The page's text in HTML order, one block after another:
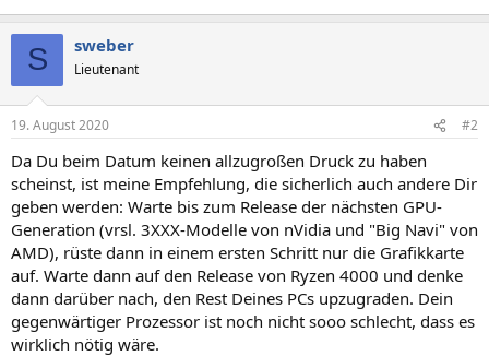
S sweber
Lieutenant
19. August 2020 #2
Da Du beim Datum keinen allzugroßen Druck zu haben
scheinst, ist meine Empfehlung, die sicherlich auch andere Dir
geben werden: Warte bis zum Release der nächsten GPU-
Generation (vrsl. 3XXX-Modelle von nVidia und "Big Navi" von
AMD), rüste dann in einem ersten Schritt nur die Grafikkarte
auf. Warte dann auf den Release von Ryzen 4000 und denke
dann darüber nach, den Rest Deines PCs upzugraden. Dein
gegenwärtiger Prozessor ist noch nicht sooo schlecht, dass es
wirklich nötig wäre.